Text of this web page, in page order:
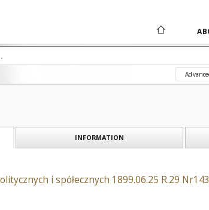
INFORMATION
i spółecznych 1899.06.25 R.29 Nr143